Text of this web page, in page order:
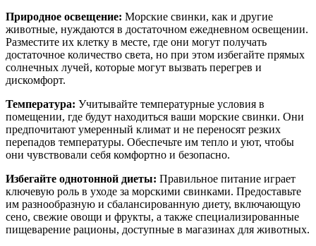
Природное освещение: Морские свинки, как и другие
животные, нуждаются в достаточном ежедневном освещении.
Разместите их клетку в месте, где они могут получать
достаточное количество света, но при этом избегайте прямых
солнечных лучей, которые могут вызвать перегрев и
дискомфорт.
Температура: Учитывайте температурные условия в
помещении, где будут находиться ваши морские свинки. Они
предпочитают умеренный климат и не переносят резких
перепадов температуры. Обеспечьте им тепло и уют, чтобы
они чувствовали себя комфортно и безопасно.
Избегайте однотонной диеты: Правильное питание играет
ключевую роль в уходе за морскими свинками. Предоставьте
им разнообразную и сбалансированную диету, включающую
сено, свежие овощи и фрукты, а также специализированные
пищеварение рационы, доступные в магазинах для животных.